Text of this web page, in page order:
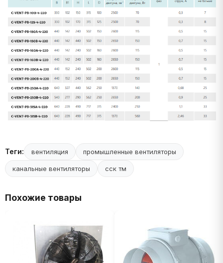
Теги: вентиляция промышленные вентиляторы
канальные вентиляторы сск тм
Похожие товары